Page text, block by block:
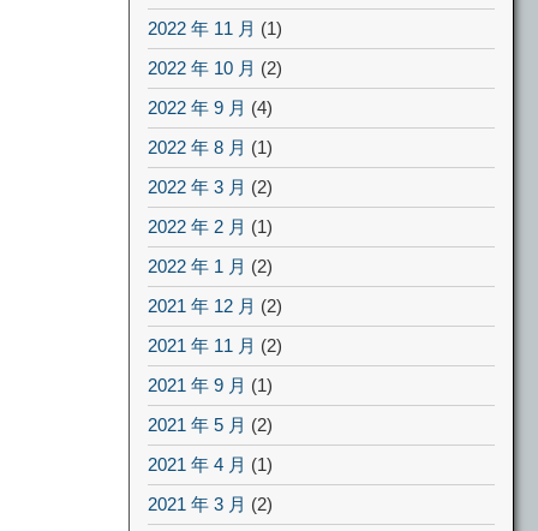
2022 年 11 月 (1)
2022 年 10 月 (2)
2022 年 9 月 (4)
2022 年 8 月 (1)
2022 年 3 月 (2)
2022 年 2 月 (1)
2022 年 1 月 (2)
2021 年 12 月 (2)
2021 年 11 月 (2)
2021 年 9 月 (1)
2021 年 5 月 (2)
2021 年 4 月 (1)
2021 年 3 月 (2)